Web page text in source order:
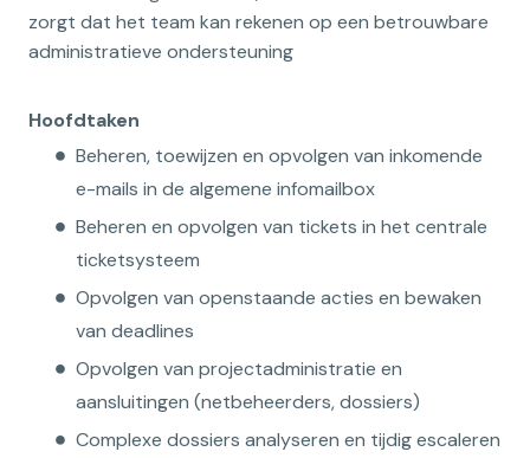
zorgt dat het team kan rekenen op een betrouwbare
administratieve ondersteuning
Hoofdtaken
Beheren, toewijzen en opvolgen van inkomende
e-mails in de algemene infomailbox
Beheren en opvolgen van tickets in het centrale
ticketsysteem
Opvolgen van openstaande acties en bewaken
van deadlines
Opvolgen van projectadministratie en
aansluitingen (netbeheerders, dossiers)
Complexe dossiers analyseren en tijdig escaleren